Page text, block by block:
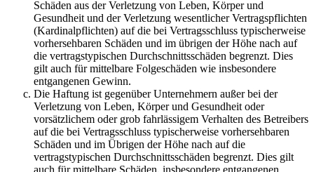
Schäden aus der Verletzung von Leben, Körper und
Gesundheit und der Verletzung wesentlicher Vertragspflichten
(Kardinalpflichten) auf die bei Vertragsschluss typischerweise
vorhersehbaren Schäden und im übrigen der Höhe nach auf
die vertragstypischen Durchschnittsschäden begrenzt. Dies
gilt auch für mittelbare Folgeschäden wie insbesondere
entgangenen Gewinn.
Die Haftung ist gegenüber Unternehmern außer bei der
Verletzung von Leben, Körper und Gesundheit oder
vorsätzlichem oder grob fahrlässigem Verhalten des Betreibers
auf die bei Vertragsschluss typischerweise vorhersehbaren
Schäden und im Übrigen der Höhe nach auf die
vertragstypischen Durchschnittsschäden begrenzt. Dies gilt